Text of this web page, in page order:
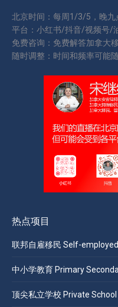
北京时间：每周1/3/5，晚九
平台：小红书/抖音/视频号/
免费咨询：免费解答加拿大
随时调整：时间和频率可能随
热点项目
联邦自雇移民 Self-employed
中小学教育 Primary
顶尖私立学校 Private School